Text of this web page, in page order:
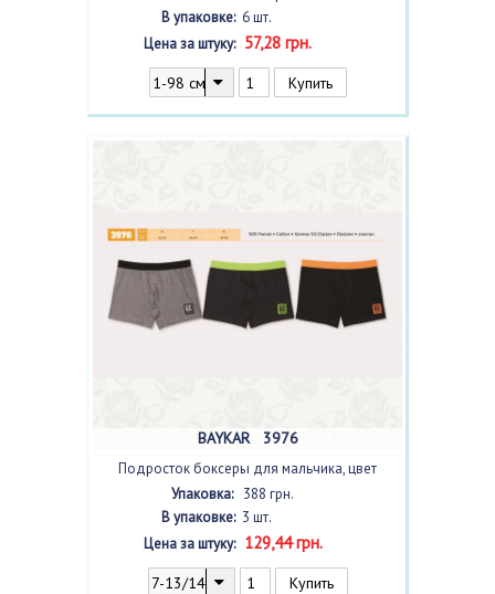
В упаковке:6 шт.
Цена за штуку:57,28 грн.
BAYKAR 3976
Подросток боксеры для мальчика, цвет
ассортис фото, 3 шт.
Упаковка: 388 грн.
В упаковке:3 шт.
Цена за штуку:129,44 грн.